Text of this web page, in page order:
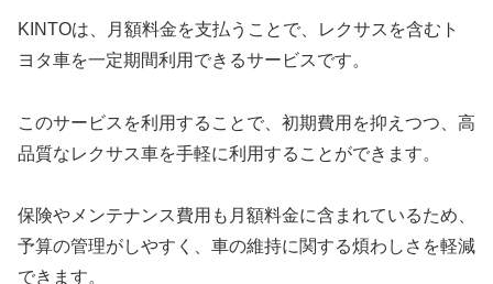
KINTOは、月額料金を支払うことで、レクサスを含むト
ヨタ車を一定期間利用できるサービスです。
このサービスを利用することで、初期費用を抑えつつ、高
品質なレクサス車を手軽に利用することができます。
保険やメンテナンス費用も月額料金に含まれているため、
予算の管理がしやすく、車の維持に関する煩わしさを軽減
できます。